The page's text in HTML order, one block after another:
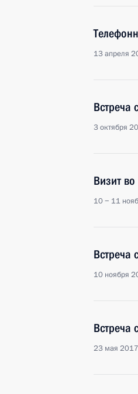
13 апреля
Встреча
3 октября
Визит
10 − 11
Встреча
10 ноября
Встреча
23 мая